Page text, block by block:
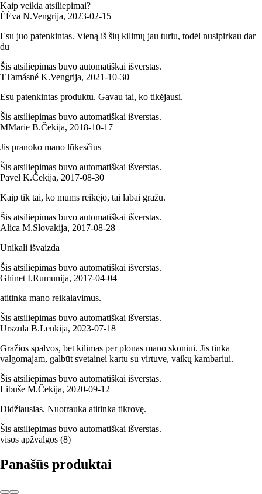
Kaip veikia atsiliepimai?
ÉÉva N.Vengrija, 2023‑02‑15
Esu juo patenkintas. Vieną iš šių kilimų jau turiu, todėl nusipirkau dar
du
Šis atsiliepimas buvo automatiškai išverstas.
TTamásné K.Vengrija, 2021‑10‑30
Esu patenkintas produktu. Gavau tai, ko tikėjausi.
Šis atsiliepimas buvo automatiškai išverstas.
MMarie B.Čekija, 2018‑10‑17
Jis pranoko mano lūkesčius
Šis atsiliepimas buvo automatiškai išverstas.
Pavel K.Čekija, 2017‑08‑30
Kaip tik tai, ko mums reikėjo, tai labai gražu.
Šis atsiliepimas buvo automatiškai išverstas.
Alica M.Slovakija, 2017‑08‑28
Unikali išvaizda
Šis atsiliepimas buvo automatiškai išverstas.
Ghinet I.Rumunija, 2017‑04‑04
atitinka mano reikalavimus.
Šis atsiliepimas buvo automatiškai išverstas.
Urszula B.Lenkija, 2023‑07‑18
Gražios spalvos, bet kilimas per plonas mano skoniui. Jis tinka
valgomajam, galbūt svetainei kartu su virtuve, vaikų kambariui.
Šis atsiliepimas buvo automatiškai išverstas.
Libuše M.Čekija, 2020‑09‑12
Didžiausias. Nuotrauka atitinka tikrovę.
Šis atsiliepimas buvo automatiškai išverstas.
visos apžvalgos (8)
Panašūs produktai